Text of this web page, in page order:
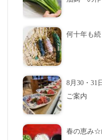
何十年も続
8月30・31
ご案内
春の恵み☆